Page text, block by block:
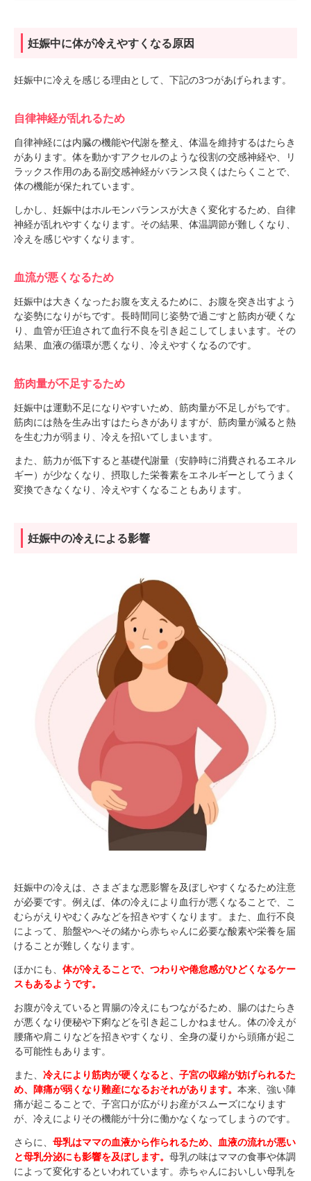
妊娠中に体が冷えやすくなる原因
妊娠中に冷えを感じる理由として、下記の3つがあげられます。
自律神経が乱れるため
自律神経には内臓の機能や代謝を整え、体温を維持するはたらき
があります。体を動かすアクセルのような役割の交感神経や、リ
ラックス作用のある副交感神経がバランス良くはたらくことで、
体の機能が保たれています。
しかし、妊娠中はホルモンバランスが大きく変化するため、自律
神経が乱れやすくなります。その結果、体温調節が難しくなり、
冷えを感じやすくなります。
血流が悪くなるため
妊娠中は大きくなったお腹を支えるために、お腹を突き出すよう
な姿勢になりがちです。長時間同じ姿勢で過ごすと筋肉が硬くな
り、血管が圧迫されて血行不良を引き起こしてしまいます。その
結果、血液の循環が悪くなり、冷えやすくなるのです。
筋肉量が不足するため
妊娠中は運動不足になりやすいため、筋肉量が不足しがちです。
筋肉には熱を生み出すはたらきがありますが、筋肉量が減ると熱
を生む力が弱まり、冷えを招いてしまいます。
また、筋力が低下すると基礎代謝量（安静時に消費されるエネル
ギー）が少なくなり、摂取した栄養素をエネルギーとしてうまく
変換できなくなり、冷えやすくなることもあります。
妊娠中の冷えによる影響
妊娠中の冷えは、さまざまな悪影響を及ぼしやすくなるため注意
が必要です。例えば、体の冷えにより血行が悪くなることで、こ
むらがえりやむくみなどを招きやすくなります。また、血行不良
によって、胎盤やへその緒から赤ちゃんに必要な酸素や栄養を届
けることが難しくなります。
ほかにも、 体が冷えることで、つわりや倦怠感がひどくなるケー
スもあるようです。
お腹が冷えていると胃腸の冷えにもつながるため、腸のはたらき
が悪くなり便秘や下痢などを引き起こしかねません。体の冷えが
腰痛や肩こりなどを招きやすくなり、全身の凝りから頭痛が起こ
る可能性もあります。
また、 冷えにより筋肉が硬くなると、子宮の収縮が妨げられるた
め、陣痛が弱くなり難産になるおそれがあります。 本来、強い陣
痛が起こることで、子宮口が広がりお産がスムーズになります
が、冷えによりその機能が十分に働かなくなってしまうのです。
さらに、 母乳はママの血液から作られるため、血液の流れが悪い
と母乳分泌にも影響を及ぼします。 母乳の味はママの食事や体調
によって変化するといわれています。赤ちゃんにおいしい母乳を